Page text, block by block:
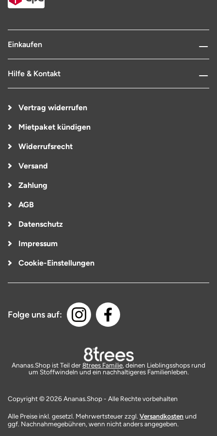
Einkaufen
Hilfe & Kontakt
Vertrag widerrufen
Mietpaket kündigen
Widerrufsrecht
Versand
Zahlung
AGB
Datenschutz
Impressum
Cookie-Einstellungen
Folge uns auf:
Ananas.Shop ist Teil der8trees Familie, deinen Lieblingsshops rund
um Stoffwindeln und ein nachhaltigeres Familienleben.
Copyright © 2026 Ananas.Shop - Alle Rechte vorbehalten
Alle Preise inkl. gesetzl. Mehrwertsteuer zzgl. Versandkosten und
ggf. Nachnahmegebühren, wenn nicht anders angegeben.